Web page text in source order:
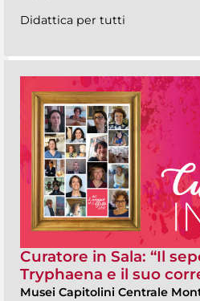
Didattica per tutti
Curatore in Sala: “Il
Tryphaena e il suo
Musei Capitolini Centrale